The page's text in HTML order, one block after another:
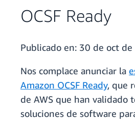
OCSF Ready
Publicado en: 30 de oct
Nos complace anunciar la
Amazon OCSF Ready, que
de AWS que han validado
soluciones de software